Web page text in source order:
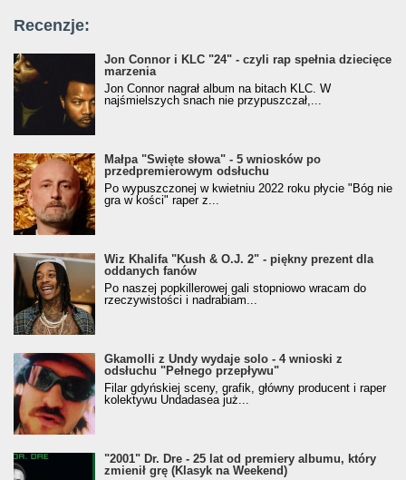
Recenzje:
Jon Connor i KLC "24" - czyli rap spełnia dziecięce
marzenia
Jon Connor nagrał album na bitach KLC. W
najśmielszych snach nie przypuszczał,...
Małpa "Święte słowa" - 5 wniosków po
przedpremierowym odsłuchu
Po wypuszczonej w kwietniu 2022 roku płycie "Bóg nie
gra w kości" raper z...
Wiz Khalifa "Kush & O.J. 2" - piękny prezent dla
oddanych fanów
Po naszej popkillerowej gali stopniowo wracam do
rzeczywistości i nadrabiam...
Gkamolli z Undy wydaje solo - 4 wnioski z
odsłuchu "Pełnego przepływu"
Filar gdyńskiej sceny, grafik, główny producent i raper
kolektywu Undadasea już...
"2001" Dr. Dre - 25 lat od premiery albumu, który
zmienił grę (Klasyk na Weekend)